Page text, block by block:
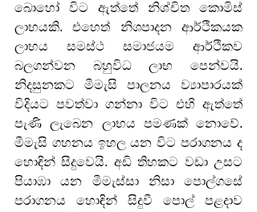
බොහෝ විට ඇත්තේ නිශ්චිත කොමිස්
ලාභයකි. එහෙත් නිශපාදන ආර්ථිකයක
ලාභය සමස්ථ සමාජයම ආර්ථිකව
බලගන්වන බහුවිධ ලාභ පෙන්වයි.
නිදසුනකට මීමැසි පාලනය ව්‍යාපාරයක්
විදියට පවත්වා ගන්නා විට එහි ඇත්තේ
පැණි ලැබෙන ලාභය පමණක් නොවේ.
මීමැසි ගහනය ඉහල යන විට පරාගනය ද
හොඳින් සිදුවෙයි. අඩි තිහකට වඩා උසට
පියාඹා යන මීමැස්සා නිසා පොල්ගසේ
පරාගනය හොඳින් සිදුවී පොල් පළදාව